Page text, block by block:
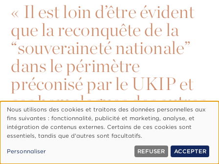
« Il est loin d’être évident
que la reconquête de la
“souveraineté nationale”
dans le périmètre
préconisé par le UKIP et
ses homologues des autres
pays restaurerait la
confiance des citoyens
dans leur gouvernement
Utilisation
des
données
personnelles
Nous utilisons des cookies et traitons des données personnelles aux
fins suivantes : fonctionnalité, publicité et marketing, analyse, et
intégration de contenus externes. Certains de ces cookies sont
essentiels, tandis que d'autres sont facultatifs.
Personnaliser REFUSER ACCEPTER